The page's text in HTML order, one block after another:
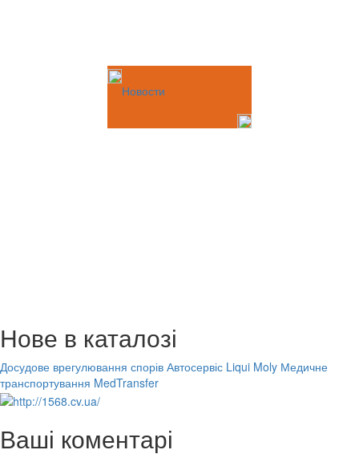
Новости
Нове в каталозі
Досудове врегулювання спорів Автосервіс Liqui Moly Медичне
транспортування MedTransfer
Ваші коментарі